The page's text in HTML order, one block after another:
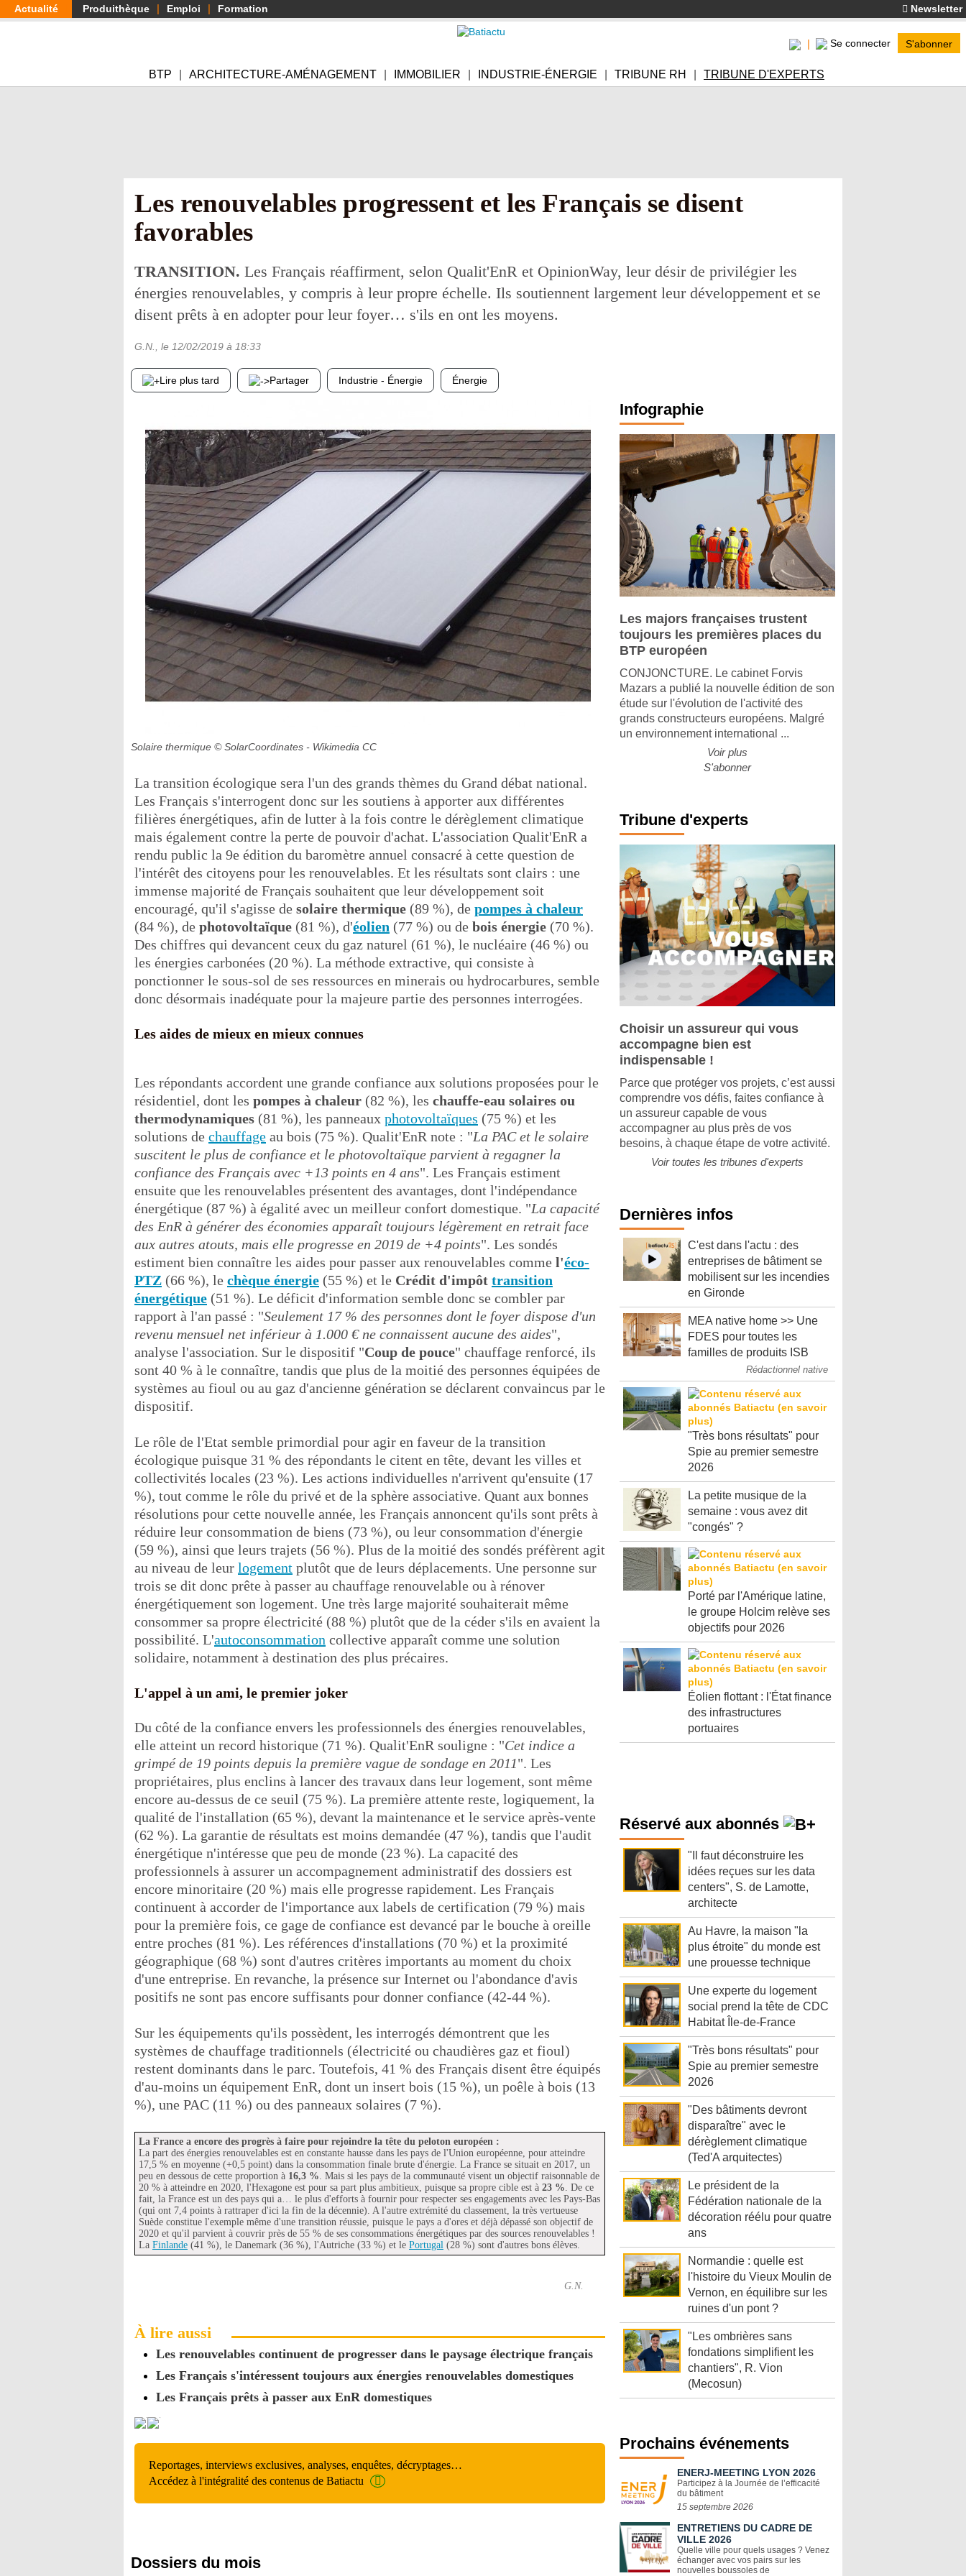
Aller
au
Actualité Produithèque Emploi Formation Newsletter
Se connecter S'abonner
BTP ARCHITECTURE-AMÉNAGEMENT IMMOBILIER INDUSTRIE-ÉNERGIE TRIBUNE RH TRIBUNE D'EXPERTS
Les renouvelables progressent et les Français se disent
favorables
TRANSITION. Les Français réaffirment, selon Qualit'EnR et OpinionWay, leur désir de privilégier les
énergies renouvelables, y compris à leur propre échelle. Ils soutiennent largement leur développement et se
disent prêts à en adopter pour leur foyer… s'ils en ont les moyens.
G.N. , le 12/02/2019 à 18:33
Lire plus tard Partager Industrie - Énergie Énergie
Solaire thermique © SolarCoordinates - Wikimedia CC
La transition écologique sera l'un des grands thèmes du Grand débat national.
Les Français s'interrogent donc sur les soutiens à apporter aux différentes
filières énergétiques, afin de lutter à la fois contre le dérèglement climatique
mais également contre la perte de pouvoir d'achat. L'association Qualit'EnR a
rendu public la 9e édition du baromètre annuel consacré à cette question de
l'intérêt des citoyens pour les renouvelables. Et les résultats sont clairs : une
immense majorité de Français souhaitent que leur développement soit
encouragé, qu'il s'agisse de solaire thermique (89 %), de pompes à chaleur
(84 %), de photovoltaïque (81 %), d'éolien (77 %) ou de bois énergie (70 %).
Des chiffres qui devancent ceux du gaz naturel (61 %), le nucléaire (46 %) ou
les énergies carbonées (20 %). La méthode extractive, qui consiste à
ponctionner le sous-sol de ses ressources en minerais ou hydrocarbures, semble
donc désormais inadéquate pour la majeure partie des personnes interrogées.
Les aides de mieux en mieux connues
Les répondants accordent une grande confiance aux solutions proposées pour le
résidentiel, dont les pompes à chaleur (82 %), les chauffe-eau solaires ou
thermodynamiques (81 %), les panneaux photovoltaïques (75 %) et les
solutions de chauffage au bois (75 %). Qualit'EnR note : "La PAC et le solaire
suscitent le plus de confiance et le photovoltaïque parvient à regagner la
confiance des Français avec +13 points en 4 ans". Les Français estiment
ensuite que les renouvelables présentent des avantages, dont l'indépendance
énergétique (87 %) à égalité avec un meilleur confort domestique. "La capacité
des EnR à générer des économies apparaît toujours légèrement en retrait face
aux autres atouts, mais elle progresse en 2019 de +4 points". Les sondés
estiment bien connaître les aides pour passer aux renouvelables comme l'éco-
PTZ (66 %), le chèque énergie (55 %) et le Crédit d'impôt transition
énergétique (51 %). Le déficit d'information semble donc se combler par
rapport à l'an passé : "Seulement 17 % des personnes dont le foyer dispose d'un
revenu mensuel net inférieur à 1.000 € ne connaissent aucune des aides",
analyse l'association. Sur le dispositif "Coup de pouce" chauffage renforcé, ils
sont 40 % à le connaître, tandis que plus de la moitié des personnes équipées de
systèmes au fioul ou au gaz d'ancienne génération se déclarent convaincus par le
dispositif.
Le rôle de l'Etat semble primordial pour agir en faveur de la transition
écologique puisque 31 % des répondants le citent en tête, devant les villes et
collectivités locales (23 %). Les actions individuelles n'arrivent qu'ensuite (17
%), tout comme le rôle du privé et de la sphère associative. Quant aux bonnes
résolutions pour cette nouvelle année, les Français annoncent qu'ils sont prêts à
réduire leur consommation de biens (73 %), ou leur consommation d'énergie
(59 %), ainsi que leurs trajets (56 %). Plus de la moitié des sondés préfèrent agit
au niveau de leur logement plutôt que de leurs déplacements. Une personne sur
trois se dit donc prête à passer au chauffage renouvelable ou à rénover
énergétiquement son logement. Une très large majorité souhaiterait même
consommer sa propre électricité (88 %) plutôt que de la céder s'ils en avaient la
possibilité. L'autoconsommation collective apparaît comme une solution
solidaire, notamment à destination des plus précaires.
L'appel à un ami, le premier joker
Du côté de la confiance envers les professionnels des énergies renouvelables,
elle atteint un record historique (71 %). Qualit'EnR souligne : "Cet indice a
grimpé de 19 points depuis la première vague de sondage en 2011". Les
propriétaires, plus enclins à lancer des travaux dans leur logement, sont même
encore au-dessus de ce seuil (75 %). La première attente reste, logiquement, la
qualité de l'installation (65 %), devant la maintenance et le service après-vente
(62 %). La garantie de résultats est moins demandée (47 %), tandis que l'audit
énergétique n'intéresse que peu de monde (23 %). La capacité des
professionnels à assurer un accompagnement administratif des dossiers est
encore minoritaire (20 %) mais elle progresse rapidement. Les Français
continuent à accorder de l'importance aux labels de certification (79 %) mais
pour la première fois, ce gage de confiance est devancé par le bouche à oreille
entre proches (81 %). Les références d'installations (70 %) et la proximité
géographique (68 %) sont d'autres critères importants au moment du choix
d'une entreprise. En revanche, la présence sur Internet ou l'abondance d'avis
positifs ne sont pas encore suffisants pour donner confiance (42-44 %).
Sur les équipements qu'ils possèdent, les interrogés démontrent que les
systèmes de chauffage traditionnels (électricité ou chaudières gaz et fioul)
restent dominants dans le parc. Toutefois, 41 % des Français disent être équipés
d'au-moins un équipement EnR, dont un insert bois (15 %), un poêle à bois (13
%), une PAC (11 %) ou des panneaux solaires (7 %).
La France a encore des progrès à faire pour rejoindre la tête du peloton européen :
La part des énergies renouvelables est en constante hausse dans les pays de l'Union européenne, pour atteindre
17,5 % en moyenne (+0,5 point) dans la consommation finale brute d'énergie. La France se situait en 2017, un
peu en dessous de cette proportion à 16,3 %. Mais si les pays de la communauté visent un objectif raisonnable de
20 % à atteindre en 2020, l'Hexagone est pour sa part plus ambitieux, puisque sa propre cible est à 23 %. De ce
fait, la France est un des pays qui a… le plus d'efforts à fournir pour respecter ses engagements avec les Pays-Bas
(qui ont 7,4 points à rattraper d'ici la fin de la décennie). A l'autre extrémité du classement, la très vertueuse
Suède constitue l'exemple même d'une transition réussie, puisque le pays a d'ores et déjà dépassé son objectif de
2020 et qu'il parvient à couvrir près de 55 % de ses consommations énergétiques par des sources renouvelables !
La Finlande (41 %), le Danemark (36 %), l'Autriche (33 %) et le Portugal (28 %) sont d'autres bons élèves.
G.N.
À lire aussi
Les renouvelables continuent de progresser dans le paysage électrique français
Les Français s'intéressent toujours aux énergies renouvelables domestiques
Les Français prêts à passer aux EnR domestiques
Reportages, interviews exclusives, analyses, enquêtes, décryptages…
Accédez à l'intégralité des contenus de Batiactu
Dossiers du mois
Infographie
Les majors françaises trustent
toujours les premières places du
BTP européen
CONJONCTURE. Le cabinet Forvis
Mazars a publié la nouvelle édition de son
étude sur l'évolution de l'activité des
grands constructeurs européens. Malgré
un environnement international ...
Voir plus
S'abonner
Tribune d'experts
Choisir un assureur qui vous
accompagne bien est
indispensable !
Parce que protéger vos projets, c’est aussi
comprendre vos défis, faites confiance à
un assureur capable de vous
accompagner au plus près de vos
besoins, à chaque étape de votre activité.
Voir toutes les tribunes d'experts
Dernières infos
C'est dans l'actu : des
entreprises de bâtiment se
mobilisent sur les incendies
en Gironde
MEA native home >> Une
FDES pour toutes les
familles de produits ISB
Rédactionnel native
"Très bons résultats" pour
Spie au premier semestre
2026
La petite musique de la
semaine : vous avez dit
"congés" ?
Porté par l'Amérique latine,
le groupe Holcim relève ses
objectifs pour 2026
Éolien flottant : l'État finance
des infrastructures
portuaires
Réservé aux abonnés
"Il faut déconstruire les
idées reçues sur les data
centers", S. de Lamotte,
architecte
Au Havre, la maison "la
plus étroite" du monde est
une prouesse technique
Une experte du logement
social prend la tête de CDC
Habitat Île-de-France
"Très bons résultats" pour
Spie au premier semestre
2026
"Des bâtiments devront
disparaître" avec le
dérèglement climatique
(Ted'A arquitectes)
Le président de la
Fédération nationale de la
décoration réélu pour quatre
ans
Normandie : quelle est
l'histoire du Vieux Moulin de
Vernon, en équilibre sur les
ruines d'un pont ?
"Les ombrières sans
fondations simplifient les
chantiers", R. Vion
(Mecosun)
Prochains événements
ENERJ-MEETING LYON 2026
Participez à la Journée de l’efficacité
du bâtiment
15 septembre 2026
ENTRETIENS DU CADRE DE
VILLE 2026
Quelle ville pour quels usages ? Venez
échanger avec vos pairs sur les
nouvelles boussoles de